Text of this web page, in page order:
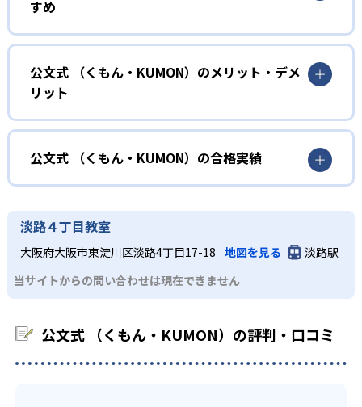
力に応じたレベルから学習を始めている。
確実に100点が取れるレベルから少しずつ難易度を上げてい
しさを経験できる。
KUMONの教材は、簡単な問題から高度な問題へと、スモー
ルステップで進んでいけるよう工夫されている。このスタ
イルは子どもの学習意欲をかき立てるため、教えてもらう
という受け身の姿勢ではなく、自ら進んで学ぶ姿勢を身に
つけられるだろう。
また、自学学習スタイルで学ぶ子どもたちは、自らの学習
課題に気がつくようになる。学年を超えた範囲も学習でき
03 フレキシブルな受講スタイル
KUMONでは、教室が開いている時間内であれば、何曜日に
い中高生にも通室しやすい。また、教室によっては自宅か
すめ
幼児
小学校に入る準備をしたい幼児向け
KUMONでは細かいステップに分かれた教材で、わかる楽し
さを経験しながら無理なく力を高めていける。
性格や学習への取り組み姿勢に合わせて内容も調整するた
め、小学校に入ってもつまずきにくい学力を身につけられ
るだろう。
中学に向けて苦手教科を克服したい子ども向け
KUMONでは経験豊富な先生が、子どものやる気を引き出せ
る。苦手な科目でも自分で解けた達成感を味わうことで、
少しずつ苦手意識を克服できるだろう。
中学生・高校生
部活や習い事と両立したい生徒向け
公文式 （くもん・KUMON）のメリット・デメ
リット
どんなメリットがある？
KUMONでは自学自習スタイルで勉強するため、集中力や目
標に向かって頑張りやり抜く力を育むことができる。ま
た、年齢や学年にとらわれずに自分の学力に相応したレベ
ルから学習できるため、難しすぎてやる気を損ねたり、簡
単すぎて退屈することもない。
どんなデメリットがある？
KUMONでは、中高生のクラスでも数学・英語・国語の3教
科に限られるため、その他の教科に関しては他塾を検討す
公文式 （くもん・KUMON）の合格実績
KUMONは、公式サイトでは合格実績は公開していない。志
望校への実績があるかどうかは、通う予定の教室に問い合
わせたい。
淡路４丁目教室
大阪府大阪市東淀川区淡路4丁目17-18 地図を見る
淡路駅
当サイトからの問い合わせは現在できません
公文式 （くもん・KUMON）の評判・口コミ